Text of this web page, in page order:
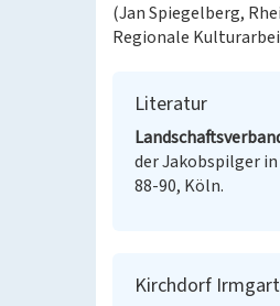
(Jan Spiegelberg,
Regionale
Literatur
der Jakobspilger in
88-90, Köln.
Kirchdorf